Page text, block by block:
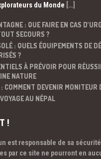
du Monde […]
: QUE FAIRE EN CAS
SECOURS ?
: QUELS ÉQUIPEMENTS DE
?
À PRÉVOIR POUR
NATURE
COMMENT DEVENIR MONITEUR
AU NÉPAL
!
est responsable de sa
par ce site ne pourront en